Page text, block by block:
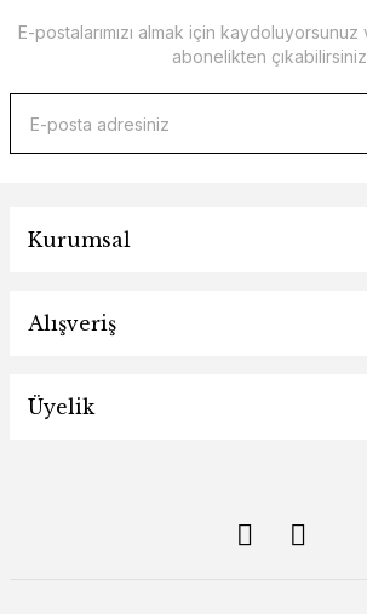
E-postalarımızı almak için
abonelikten
Kurumsal
Alışveriş
Üyelik